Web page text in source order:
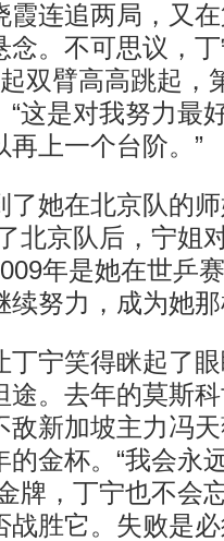
霞连追两局，又
念。不可思议，
双臂高高跳起，
这是对我努力最
上一个台阶。”
她在北京队的师
北京队后，宁姐
年是她在世乒
努力，成为她
宁笑得眯起了眼
途。去年的莫斯
敌新加坡主力冯
金杯。“我会永
牌，丁宁也不会
战胜它。失败是